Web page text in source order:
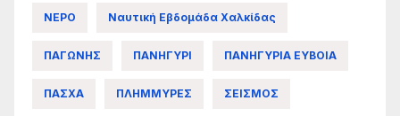
ΝΕΡΟ Ναυτική Εβδομάδα Χαλκίδας
ΠΑΓΩΝΗΣ ΠΑΝΗΓΥΡΙ ΠΑΝΗΓΥΡΙΑ ΕΥΒΟΙΑ
ΠΑΣΧΑ ΠΛΗΜΜΥΡΕΣ ΣΕΙΣΜΟΣ